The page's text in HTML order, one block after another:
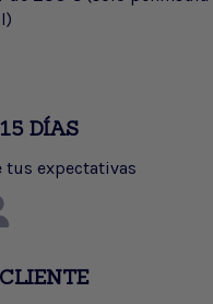
DÍAS
tus expectativas